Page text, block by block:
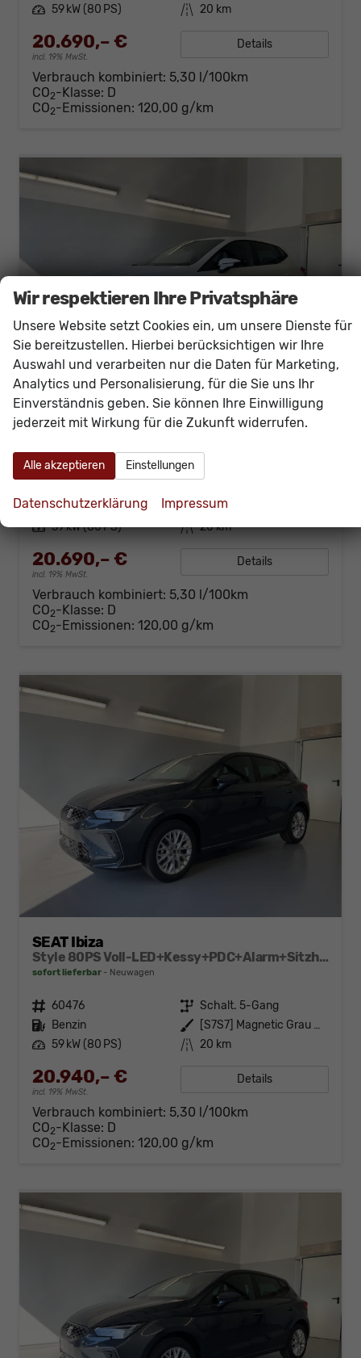
Leistung 59 kW (80 PS) Kilometerstand 20 km
20.690,– €
incl. 19% MwSt.
Details
Verbrauch kombiniert: 5,30 l/100km
CO2-Klasse: D
CO2-Emissionen: 120,00 g/km
SEAT Ibiza
sofort lieferbar Neuwagen
Kraftstoff Benzin Außenfarbe [B4B4] Weiß
Leistung 59 kW (80 PS) Kilometerstand 20 km
20.690,– €
incl. 19% MwSt.
Details
Verbrauch kombiniert: 5,30 l/100km
CO2-Klasse: D
CO2-Emissionen: 120,00 g/km
SEAT Ibiza
Style 80PS Voll-LED+Kessy+PDC+Alarm+Sitzheizung+Kamera+App-Connect
sofort lieferbar Neuwagen
Fahrzeugnr. 60476 Getriebe Schalt. 5-Gang
Kraftstoff Benzin Außenfarbe
[S7S7] Magnetic Grau Metallic
Leistung 59 kW (80 PS) Kilometerstand 20 km
20.940,– €
incl. 19% MwSt.
Details
Verbrauch kombiniert: 5,30 l/100km
CO2-Klasse: D
CO2-Emissionen: 120,00 g/km
Wir respektieren Ihre Privatsphäre
Unsere Website setzt Cookies ein, um unsere Dienste für
Sie bereitzustellen. Hierbei berücksichtigen wir Ihre
Auswahl und verarbeiten nur die Daten für Marketing,
Analytics und Personalisierung, für die Sie uns Ihr
Einverständnis geben. Sie können Ihre Einwilligung
jederzeit mit Wirkung für die Zukunft widerrufen.
Alle akzeptieren Einstellungen
Datenschutzerklärung Impressum